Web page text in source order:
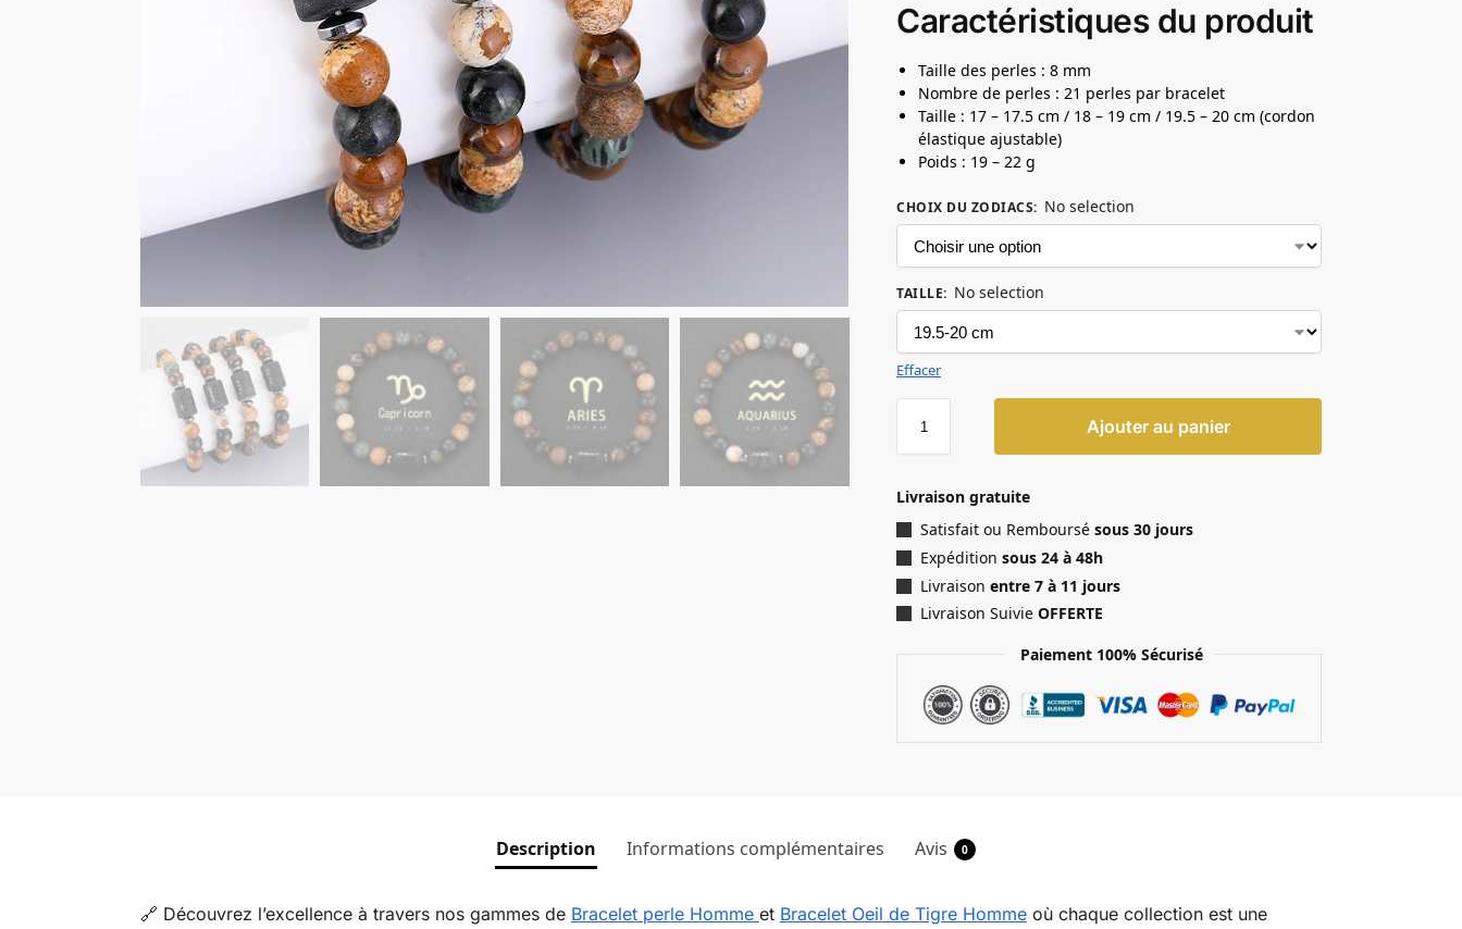
Caractéristiques du produit
Taille des perles : 8 mm
Nombre de perles : 21 perles par bracelet
Taille : 17 – 17.5 cm / 18 – 19 cm / 19.5 – 20 cm (cordon
élastique ajustable)
Poids : 19 – 22 g
CHOIX DU ZODIACS: No selection
TAILLE: No selection
Effacer
Ajouter au panier
Livraison gratuite
Satisfait ou Remboursésous 30 jours
Expédition sous 24 à 48h
Livraisonentre 7 à 11 jours
Livraison SuivieOFFERTE
Paiement 100% Sécurisé
Description Informations complémentaires Avis 0
🔗 Découvrez l’excellence à travers nos gammes de Bracelet perle Homme et Bracelet Oeil de Tigre Hommeoù chaque collection est une